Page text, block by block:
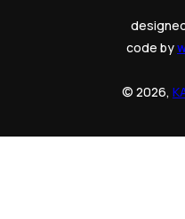
code by
© 2026,